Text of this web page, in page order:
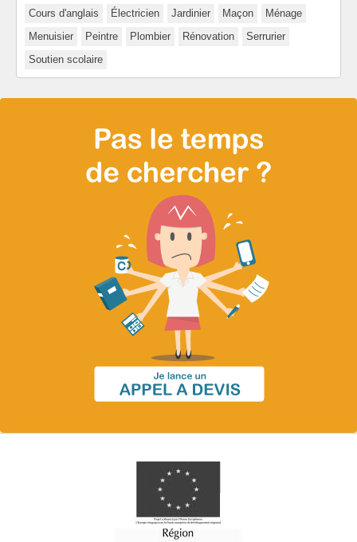
Cours d'anglais
Électricien Jardinier Maçon
Ménage
Menuisier
Peintre Plombier Rénovation
Serrurier
Soutien scolaire